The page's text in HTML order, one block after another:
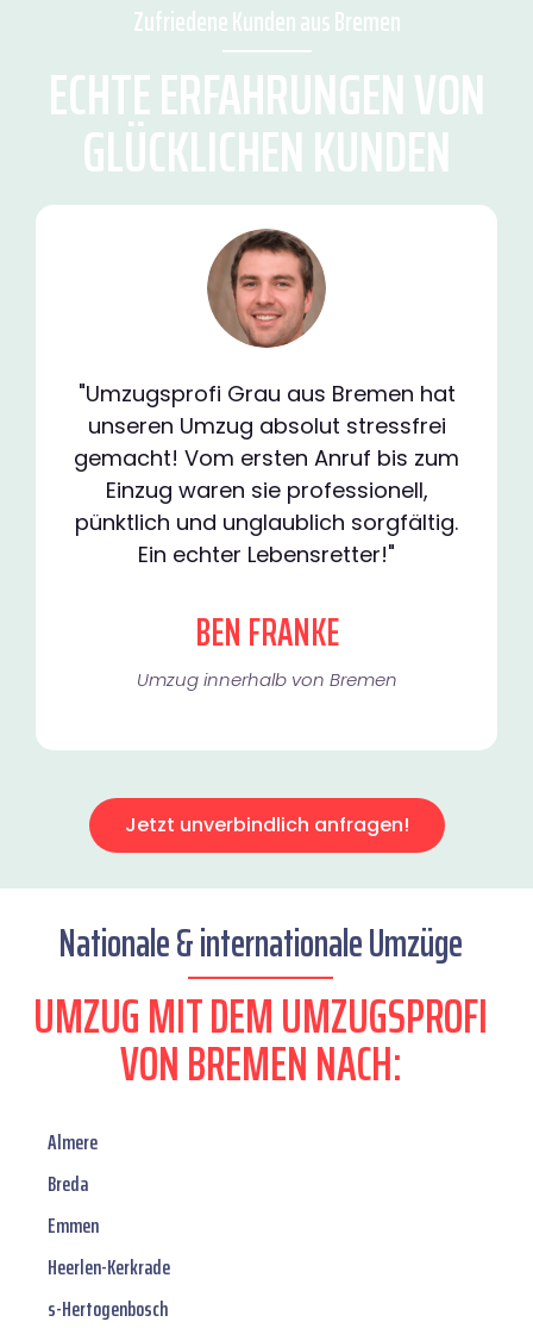
Zufriedene Kunden aus Bremen
ECHTE ERFAHRUNGEN VON
GLÜCKLICHEN KUNDEN
"Umzugsprofi Grau aus Bremen hat
unseren Umzug absolut stressfrei
gemacht! Vom ersten Anruf bis zum
Einzug waren sie professionell,
pünktlich und unglaublich sorgfältig.
Ein echter Lebensretter!"
BEN FRANKE
Umzug innerhalb von Bremen​
Jetzt unverbindlich anfragen!
Nationale & internationale Umzüge
UMZUG MIT DEM UMZUGSPROFI
VON BREMEN NACH:
Almere
Breda
Emmen
Heerlen-Kerkrade
s-Hertogenbosch